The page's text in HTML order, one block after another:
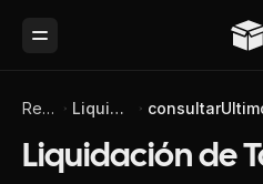
Toggle Menu
Referencia de API Liquidación de Tabaco Verde
Liquidación de